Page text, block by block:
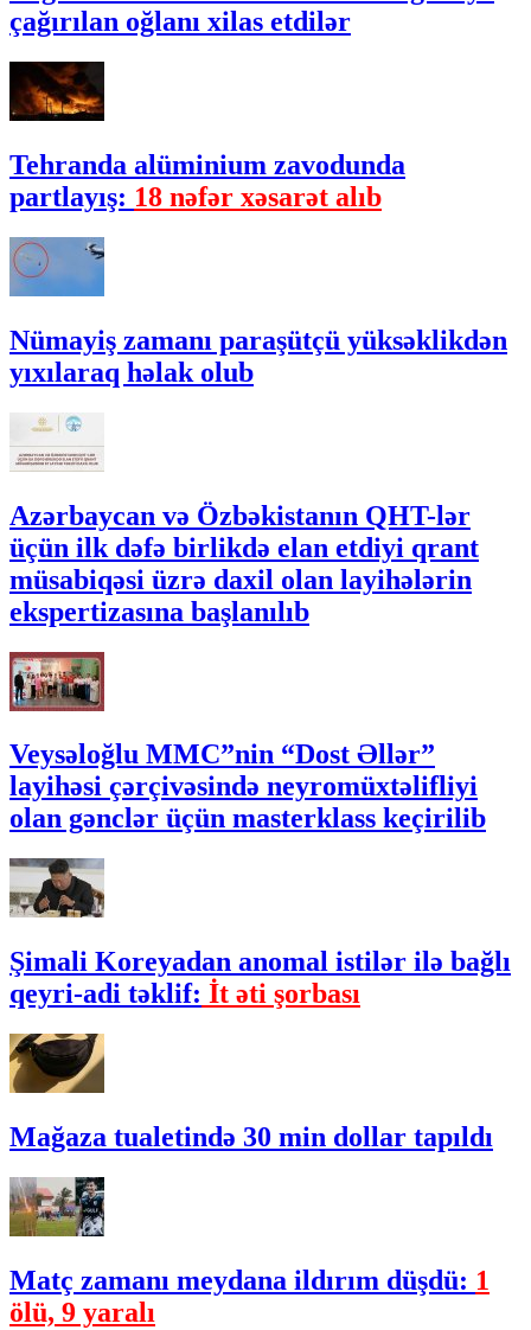
çağırılan oğlanı xilas etdilər
Tehranda alüminium zavodunda
partlayış: 18 nəfər xəsarət alıb
Nümayiş zamanı paraşütçü yüksəklikdən
yıxılaraq həlak olub
Azərbaycan və Özbəkistanın QHT-lər
üçün ilk dəfə birlikdə elan etdiyi qrant
müsabiqəsi üzrə daxil olan layihələrin
ekspertizasına başlanılıb
Veysəloğlu MMC”nin “Dost Əllər”
layihəsi çərçivəsində neyromüxtəlifliyi
olan gənclər üçün masterklass keçirilib
Şimali Koreyadan anomal istilər ilə bağlı
qeyri-adi təklif: İt əti şorbası
Mağaza tualetində 30 min dollar tapıldı
Matç zamanı meydana ildırım düşdü: 1
ölü, 9 yaralı